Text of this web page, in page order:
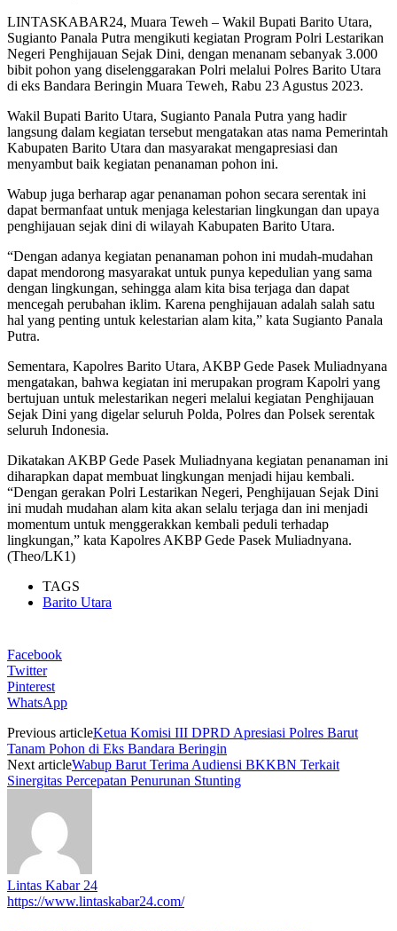
LINTASKABAR24, Muara Teweh – Wakil Bupati Barito Utara,
Sugianto Panala Putra mengikuti kegiatan Program Polri Lestarikan
Negeri Penghijauan Sejak Dini, dengan menanam sebanyak 3.000
bibit pohon yang diselenggarakan Polri melalui Polres Barito Utara
di eks Bandara Beringin Muara Teweh, Rabu 23 Agustus 2023.
Wakil Bupati Barito Utara, Sugianto Panala Putra yang hadir
langsung dalam kegiatan tersebut mengatakan atas nama Pemerintah
Kabupaten Barito Utara dan masyarakat mengapresiasi dan
menyambut baik kegiatan penanaman pohon ini.
Wabup juga berharap agar penanaman pohon secara serentak ini
dapat bermanfaat untuk menjaga kelestarian lingkungan dan upaya
penghijauan sejak dini di wilayah Kabupaten Barito Utara.
“Dengan adanya kegiatan penanaman pohon ini mudah-mudahan
dapat mendorong masyarakat untuk punya kepedulian yang sama
dengan lingkungan, sehingga alam kita bisa terjaga dan dapat
mencegah perubahan iklim. Karena penghijauan adalah salah satu
hal yang penting untuk kelestarian alam kita,” kata Sugianto Panala
Putra.
Sementara, Kapolres Barito Utara, AKBP Gede Pasek Muliadnyana
mengatakan, bahwa kegiatan ini merupakan program Kapolri yang
bertujuan untuk melestarikan negeri melalui kegiatan Penghijauan
Sejak Dini yang digelar seluruh Polda, Polres dan Polsek serentak
seluruh Indonesia.
Dikatakan AKBP Gede Pasek Muliadnyana kegiatan penanaman ini
diharapkan dapat membuat lingkungan menjadi hijau kembali.
“Dengan gerakan Polri Lestarikan Negeri, Penghijauan Sejak Dini
ini mudah mudahan alam kita akan selalu terjaga dan ini menjadi
momentum untuk menggerakkan kembali peduli terhadap
lingkungan,” kata Kapolres AKBP Gede Pasek Muliadnyana.
(Theo/LK1)
TAGS
Barito Utara
Facebook
Twitter
Pinterest
WhatsApp
Previous articleKetua Komisi III DPRD Apresiasi Polres Barut
Tanam Pohon di Eks Bandara Beringin
Next articleWabup Barut Terima Audiensi BKKBN Terkait
Sinergitas Percepatan Penurunan Stunting
Lintas Kabar 24
https://www.lintaskabar24.com/